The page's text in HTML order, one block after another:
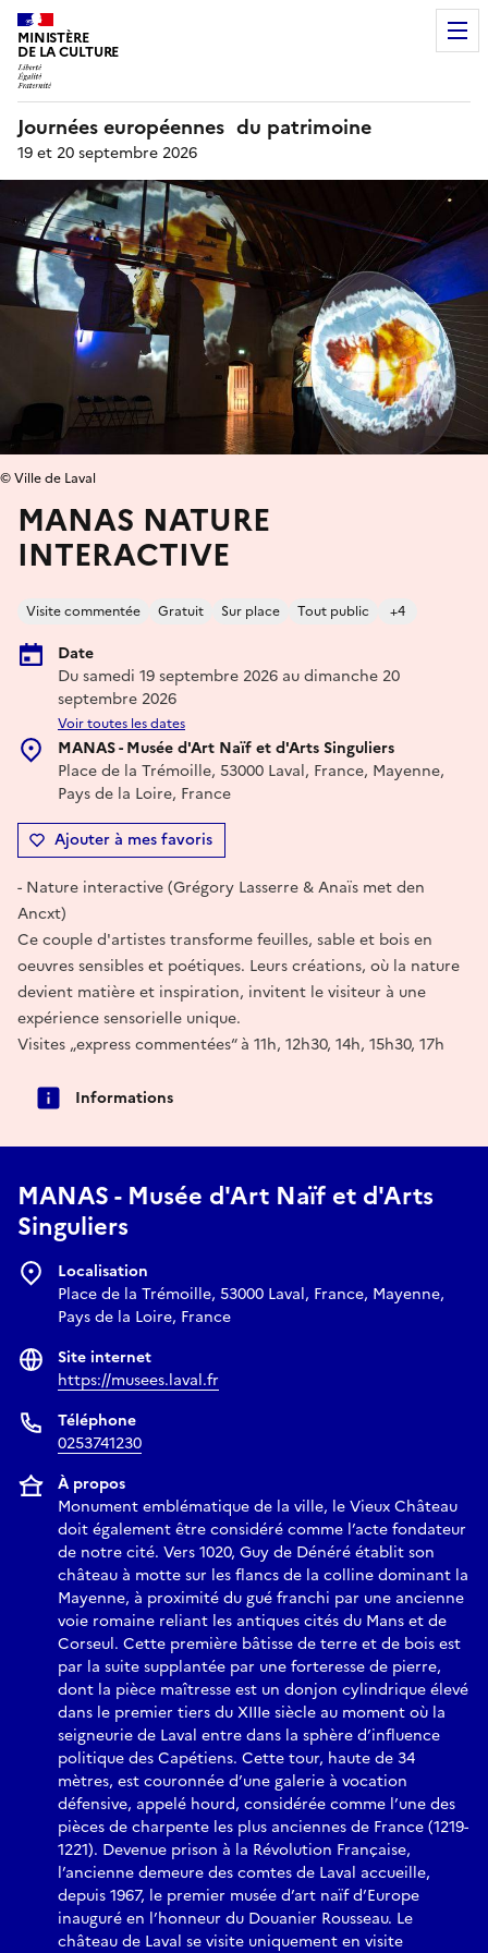
MINISTÈRE
DE LA CULTURE
Journées européennes du patrimoine
19 et 20 septembre 2026
MANAS NATURE
INTERACTIVE
Visite commentée Gratuit Sur place Tout public +4
Date
Du samedi 19 septembre 2026 au dimanche 20
septembre 2026
Voir toutes les dates
MANAS - Musée d'Art Naïf et d'Arts Singuliers
Place de la Trémoille, 53000 Laval, France, Mayenne,
Pays de la Loire, France
Ajouter à mes favoris
© Ville de Laval
- Nature interactive (Grégory Lasserre & Anaïs met den
Ancxt)
Ce couple d'artistes transforme feuilles, sable et bois en
oeuvres sensibles et poétiques. Leurs créations, où la nature
devient matière et inspiration, invitent le visiteur à une
expérience sensorielle unique.
Visites „express commentées“ à 11h, 12h30, 14h, 15h30, 17h
Informations
MANAS - Musée d'Art Naïf et d'Arts
Singuliers
Localisation
Place de la Trémoille, 53000 Laval, France, Mayenne,
Pays de la Loire, France
Site internet
https://musees.laval.fr
Téléphone
0253741230
À propos
Monument emblématique de la ville, le Vieux Château
doit également être considéré comme l’acte fondateur
de notre cité. Vers 1020, Guy de Dénéré établit son
château à motte sur les flancs de la colline dominant la
Mayenne, à proximité du gué franchi par une ancienne
voie romaine reliant les antiques cités du Mans et de
Corseul. Cette première bâtisse de terre et de bois est
par la suite supplantée par une forteresse de pierre,
dont la pièce maîtresse est un donjon cylindrique élevé
dans le premier tiers du XIIIe siècle au moment où la
seigneurie de Laval entre dans la sphère d’influence
politique des Capétiens. Cette tour, haute de 34
mètres, est couronnée d’une galerie à vocation
défensive, appelé hourd, considérée comme l’une des
pièces de charpente les plus anciennes de France (1219-
1221). Devenue prison à la Révolution Française,
l’ancienne demeure des comtes de Laval accueille,
depuis 1967, le premier musée d’art naïf d’Europe
inauguré en l’honneur du Douanier Rousseau. Le
château de Laval se visite uniquement en visite